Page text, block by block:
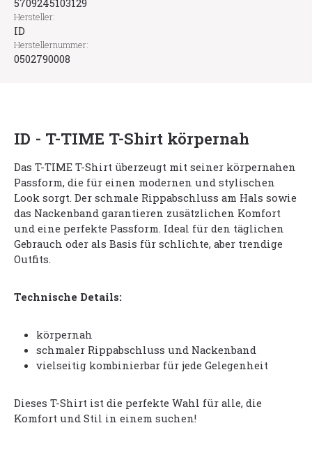
5709245103129
Hersteller:
ID
Herstellernummer:
0502790008
ID - T-TIME T-Shirt körpernah
Das T-TIME T-Shirt überzeugt mit seiner körpernahen
Passform, die für einen modernen und stylischen
Look sorgt. Der schmale Rippabschluss am Hals sowie
das Nackenband garantieren zusätzlichen Komfort
und eine perfekte Passform. Ideal für den täglichen
Gebrauch oder als Basis für schlichte, aber trendige
Outfits.
Technische Details:
körpernah
schmaler Rippabschluss und Nackenband
vielseitig kombinierbar für jede Gelegenheit
Dieses T-Shirt ist die perfekte Wahl für alle, die
Komfort und Stil in einem suchen!